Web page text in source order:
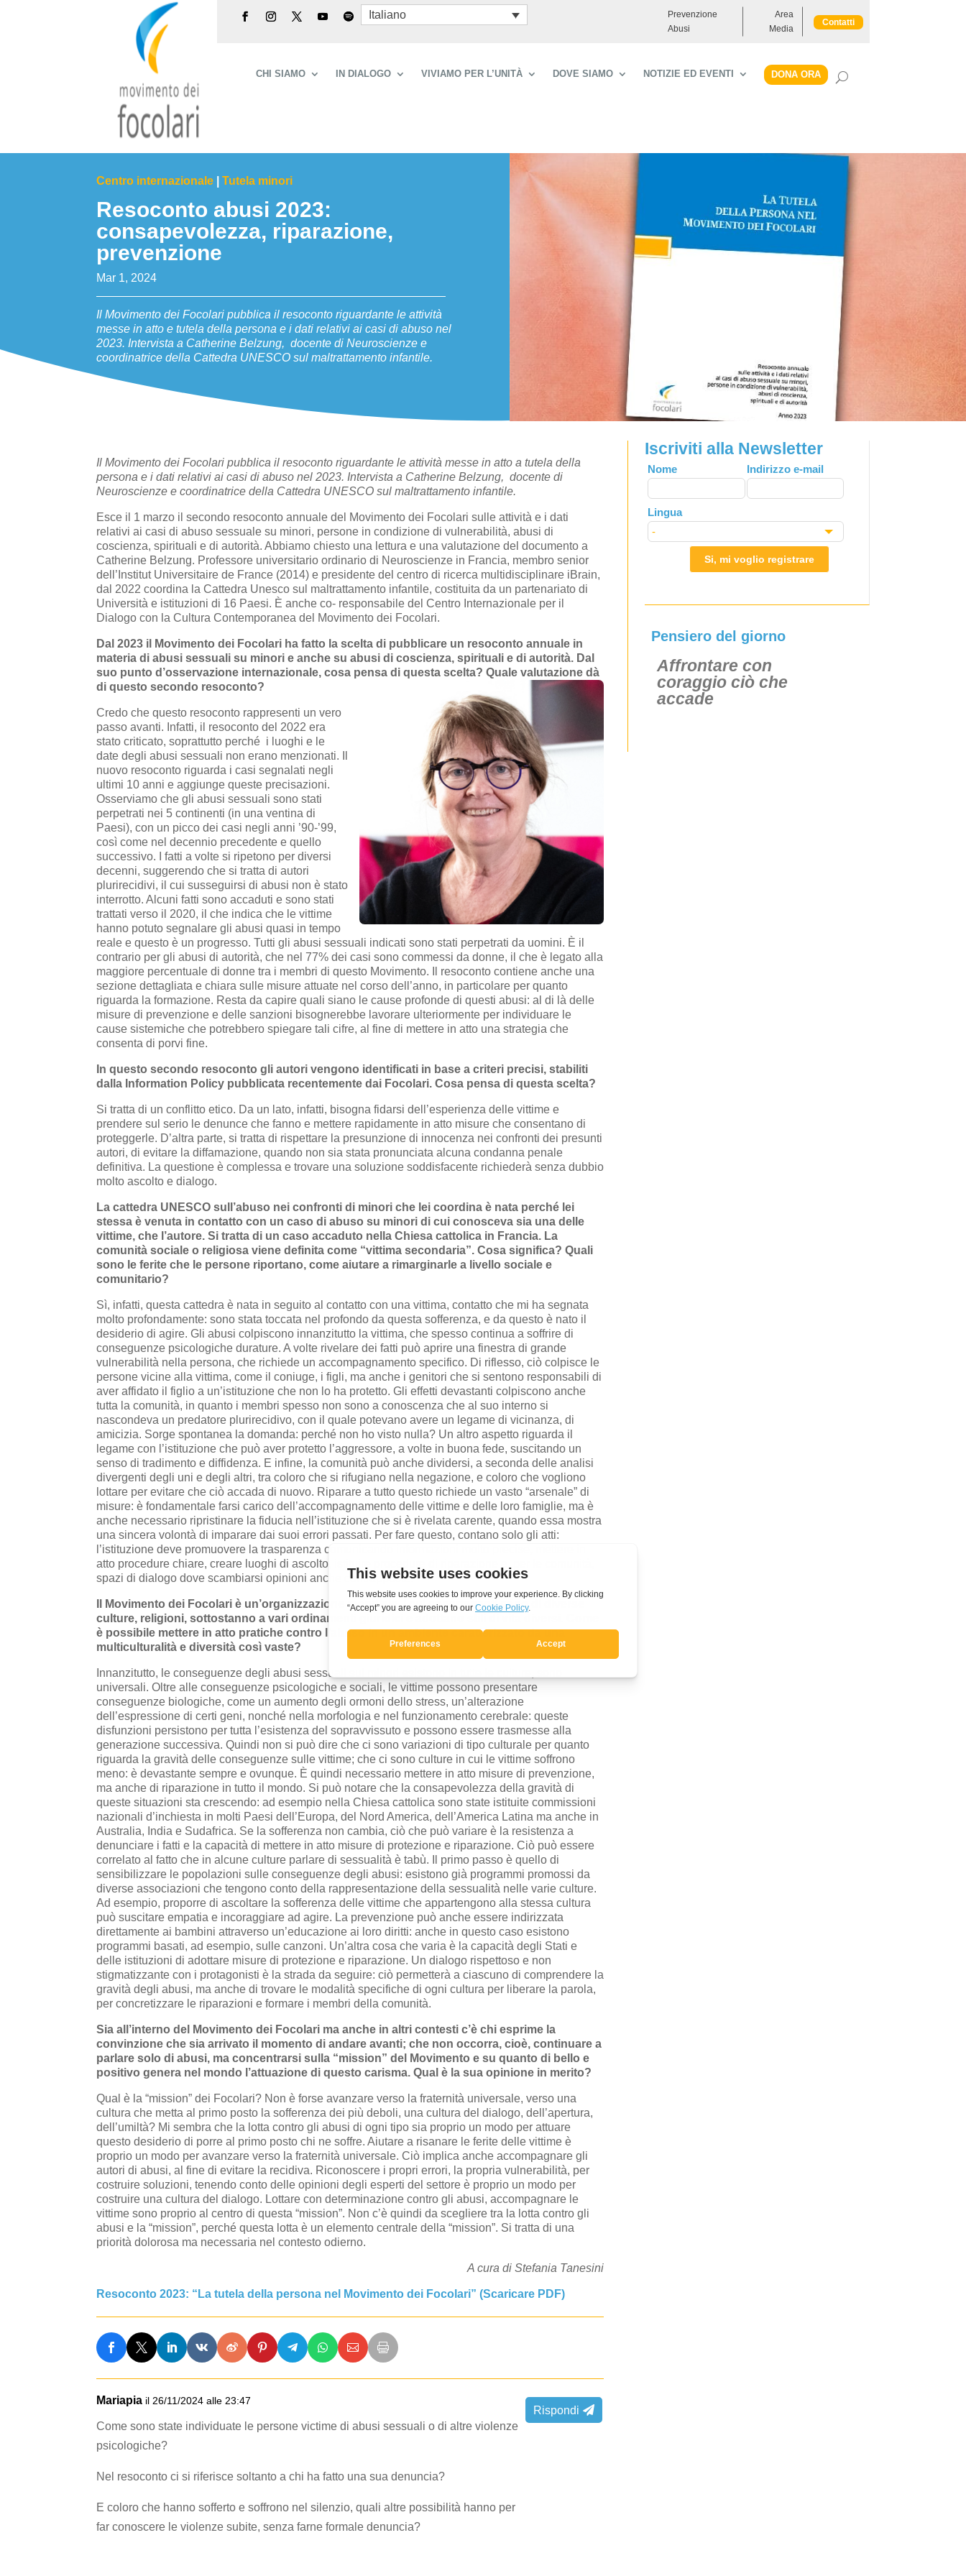
Italiano
Prevenzione
Abusi
Area
Media
Contatti
CHI SIAMO IN DIALOGO VIVIAMO PER L’UNITÀ DOVE SIAMO NOTIZIE ED EVENTI DONA ORA
Centro internazionale |Tutela minori
Resoconto abusi 2023:
consapevolezza, riparazione,
prevenzione
Mar 1, 2024
Il Movimento dei Focolari pubblica il resoconto riguardante le attività
messe in atto e tutela della persona e i dati relativi ai casi di abuso nel
2023. Intervista a Catherine Belzung, docente di Neuroscienze e
coordinatrice della Cattedra UNESCO sul maltrattamento infantile.
Il Movimento dei Focolari pubblica il resoconto riguardante le attività messe in atto a tutela della
persona e i dati relativi ai casi di abuso nel 2023. Intervista a Catherine Belzung, docente di
Neuroscienze e coordinatrice della Cattedra UNESCO sul maltrattamento infantile.
Esce il 1 marzo il secondo resoconto annuale del Movimento dei Focolari sulle attività e i dati
relativi ai casi di abuso sessuale su minori, persone in condizione di vulnerabilità, abusi di
coscienza, spirituali e di autorità. Abbiamo chiesto una lettura e una valutazione del documento a
Catherine Belzung. Professore universitario ordinario di Neuroscienze in Francia, membro senior
dell’Institut Universitaire de France (2014) e presidente del centro di ricerca multidisciplinare iBrain,
dal 2022 coordina la Cattedra Unesco sul maltrattamento infantile, costituita da un partenariato di
Università e istituzioni di 16 Paesi. È anche co- responsabile del Centro Internazionale per il
Dialogo con la Cultura Contemporanea del Movimento dei Focolari.
Dal 2023 il Movimento dei Focolari ha fatto la scelta di pubblicare un resoconto annuale in
materia di abusi sessuali su minori e anche su abusi di coscienza, spirituali e di autorità. Dal
suo punto d’osservazione internazionale, cosa pensa di questa scelta? Quale valutazione dà
di questo secondo resoconto?
Credo che questo resoconto rappresenti un vero
passo avanti. Infatti, il resoconto del 2022 era
stato criticato, soprattutto perché i luoghi e le
date degli abusi sessuali non erano menzionati. Il
nuovo resoconto riguarda i casi segnalati negli
ultimi 10 anni e aggiunge queste precisazioni.
Osserviamo che gli abusi sessuali sono stati
perpetrati nei 5 continenti (in una ventina di
Paesi), con un picco dei casi negli anni ’90-’99,
così come nel decennio precedente e quello
successivo. I fatti a volte si ripetono per diversi
decenni, suggerendo che si tratta di autori
plurirecidivi, il cui susseguirsi di abusi non è stato
interrotto. Alcuni fatti sono accaduti e sono stati
trattati verso il 2020, il che indica che le vittime
hanno potuto segnalare gli abusi quasi in tempo
reale e questo è un progresso. Tutti gli abusi sessuali indicati sono stati perpetrati da uomini. È il
contrario per gli abusi di autorità, che nel 77% dei casi sono commessi da donne, il che è legato alla
maggiore percentuale di donne tra i membri di questo Movimento. Il resoconto contiene anche una
sezione dettagliata e chiara sulle misure attuate nel corso dell’anno, in particolare per quanto
riguarda la formazione. Resta da capire quali siano le cause profonde di questi abusi: al di là delle
misure di prevenzione e delle sanzioni bisognerebbe lavorare ulteriormente per individuare le
cause sistemiche che potrebbero spiegare tali cifre, al fine di mettere in atto una strategia che
consenta di porvi fine.
In questo secondo resoconto gli autori vengono identificati in base a criteri precisi, stabiliti
dalla Information Policy pubblicata recentemente dai Focolari. Cosa pensa di questa scelta?
Si tratta di un conflitto etico. Da un lato, infatti, bisogna fidarsi dell’esperienza delle vittime e
prendere sul serio le denunce che fanno e mettere rapidamente in atto misure che consentano di
proteggerle. D’altra parte, si tratta di rispettare la presunzione di innocenza nei confronti dei presunti
autori, di evitare la diffamazione, quando non sia stata pronunciata alcuna condanna penale
definitiva. La questione è complessa e trovare una soluzione soddisfacente richiederà senza dubbio
molto ascolto e dialogo.
La cattedra UNESCO sull’abuso nei confronti di minori che lei coordina è nata perché lei
stessa è venuta in contatto con un caso di abuso su minori di cui conosceva sia una delle
vittime, che l’autore. Si tratta di un caso accaduto nella Chiesa cattolica in Francia. La
comunità sociale o religiosa viene definita come “vittima secondaria”. Cosa significa? Quali
sono le ferite che le persone riportano, come aiutare a rimarginarle a livello sociale e
comunitario?
Sì, infatti, questa cattedra è nata in seguito al contatto con una vittima, contatto che mi ha segnata
molto profondamente: sono stata toccata nel profondo da questa sofferenza, e da questo è nato il
desiderio di agire. Gli abusi colpiscono innanzitutto la vittima, che spesso continua a soffrire di
conseguenze psicologiche durature. A volte rivelare dei fatti può aprire una finestra di grande
vulnerabilità nella persona, che richiede un accompagnamento specifico. Di riflesso, ciò colpisce le
persone vicine alla vittima, come il coniuge, i figli, ma anche i genitori che si sentono responsabili di
aver affidato il figlio a un’istituzione che non lo ha protetto. Gli effetti devastanti colpiscono anche
tutta la comunità, in quanto i membri spesso non sono a conoscenza che al suo interno si
nascondeva un predatore plurirecidivo, con il quale potevano avere un legame di vicinanza, di
amicizia. Sorge spontanea la domanda: perché non ho visto nulla? Un altro aspetto riguarda il
legame con l’istituzione che può aver protetto l’aggressore, a volte in buona fede, suscitando un
senso di tradimento e diffidenza. E infine, la comunità può anche dividersi, a seconda delle analisi
divergenti degli uni e degli altri, tra coloro che si rifugiano nella negazione, e coloro che vogliono
lottare per evitare che ciò accada di nuovo. Riparare a tutto questo richiede un vasto “arsenale” di
misure: è fondamentale farsi carico dell’accompagnamento delle vittime e delle loro famiglie, ma è
anche necessario ripristinare la fiducia nell’istituzione che si è rivelata carente, quando essa mostra
una sincera volontà di imparare dai suoi errori passati. Per fare questo, contano solo gli atti:
l’istituzione deve promuovere la trasparenza comunicando informazioni molto precise, mettere in
atto procedure chiare, creare luoghi di ascolto, istituire procedure di riparazione e, per le comunità,
spazi di dialogo dove scambiarsi opinioni anche contrapposte.
Il Movimento dei Focolari è un’organizzazione mondiale, i cui appartenenti sono di diverse
culture, religioni, sottostanno a vari ordinamenti giuridici e adottano stili di vita diversi. Come
è possibile mettere in atto pratiche contro l’abuso in un ambiente caratterizzato da una
multiculturalità e diversità così vaste?
Innanzitutto, le conseguenze degli abusi sessuali sui minori esistono in tutte le culture, sono
universali. Oltre alle conseguenze psicologiche e sociali, le vittime possono presentare
conseguenze biologiche, come un aumento degli ormoni dello stress, un’alterazione
dell’espressione di certi geni, nonché nella morfologia e nel funzionamento cerebrale: queste
disfunzioni persistono per tutta l’esistenza del sopravvissuto e possono essere trasmesse alla
generazione successiva. Quindi non si può dire che ci sono variazioni di tipo culturale per quanto
riguarda la gravità delle conseguenze sulle vittime; che ci sono culture in cui le vittime soffrono
meno: è devastante sempre e ovunque. È quindi necessario mettere in atto misure di prevenzione,
ma anche di riparazione in tutto il mondo. Si può notare che la consapevolezza della gravità di
queste situazioni sta crescendo: ad esempio nella Chiesa cattolica sono state istituite commissioni
nazionali d’inchiesta in molti Paesi dell’Europa, del Nord America, dell’America Latina ma anche in
Australia, India e Sudafrica. Se la sofferenza non cambia, ciò che può variare è la resistenza a
denunciare i fatti e la capacità di mettere in atto misure di protezione e riparazione. Ciò può essere
correlato al fatto che in alcune culture parlare di sessualità è tabù. Il primo passo è quello di
sensibilizzare le popolazioni sulle conseguenze degli abusi: esistono già programmi promossi da
diverse associazioni che tengono conto della rappresentazione della sessualità nelle varie culture.
Ad esempio, proporre di ascoltare la sofferenza delle vittime che appartengono alla stessa cultura
può suscitare empatia e incoraggiare ad agire. La prevenzione può anche essere indirizzata
direttamente ai bambini attraverso un’educazione ai loro diritti: anche in questo caso esistono
programmi basati, ad esempio, sulle canzoni. Un’altra cosa che varia è la capacità degli Stati e
delle istituzioni di adottare misure di protezione e riparazione. Un dialogo rispettoso e non
stigmatizzante con i protagonisti è la strada da seguire: ciò permetterà a ciascuno di comprendere la
gravità degli abusi, ma anche di trovare le modalità specifiche di ogni cultura per liberare la parola,
per concretizzare le riparazioni e formare i membri della comunità.
Sia all’interno del Movimento dei Focolari ma anche in altri contesti c’è chi esprime la
convinzione che sia arrivato il momento di andare avanti; che non occorra, cioè, continuare a
parlare solo di abusi, ma concentrarsi sulla “mission” del Movimento esu quanto di bello e
positivo genera nel mondo l’attuazione di questo carisma. Qual è la sua opinione in merito?
Qual è la “mission” dei Focolari? Non è forse avanzare verso la fraternità universale, verso una
cultura che metta al primo posto la sofferenza dei più deboli, una cultura del dialogo, dell’apertura,
dell’umiltà? Mi sembra che la lotta contro gli abusi di ogni tipo sia proprio un modo per attuare
questo desiderio di porre al primo posto chi ne soffre. Aiutare a risanare le ferite delle vittime è
proprio un modo per avanzare verso la fraternità universale. Ciò implica anche accompagnare gli
autori di abusi, al fine di evitare la recidiva. Riconoscere i propri errori, la propria vulnerabilità, per
costruire soluzioni, tenendo conto delle opinioni degli esperti del settore è proprio un modo per
costruire una cultura del dialogo. Lottare con determinazione contro gli abusi, accompagnare le
vittime sono proprio al centro di questa “mission”. Non c’è quindi da scegliere tra la lotta contro gli
abusi e la “mission”, perché questa lotta è un elemento centrale della “mission”. Si tratta di una
priorità dolorosa ma necessaria nel contesto odierno.
A cura di Stefania Tanesini
Resoconto 2023: “La tutela della persona nel Movimento dei Focolari” (Scaricare PDF)
Mariapia il 26/11/2024 alle 23:47
Come sono state individuate le persone victime di abusi sessuali o di altre violenze
psicologiche?
Nel resoconto ci si riferisce soltanto a chi ha fatto una sua denuncia?
E coloro che hanno sofferto e soffrono nel silenzio, quali altre possibilità hanno per
far conoscere le violenze subite, senza farne formale denuncia?
Rispondi
Iscriviti alla Newsletter
Leave
this
field
blank
Nome Indirizzo e-mail
Lingua
Si, mi voglio registrare
Pensiero del giorno
Affrontare con
coraggio ciò che
accade